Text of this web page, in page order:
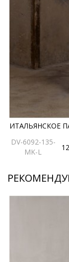
типом фигуры
*описание
правила ухода
ИТАЛЬЯНСКОЕ
DV-6092-135-
MK-L